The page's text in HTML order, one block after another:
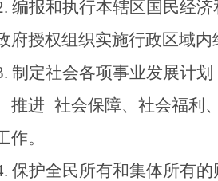
. 编报和执行本辖区国民经
府授权组织实施行政区域
. 制定社会各项事业发展计
推进 社会保障、社会福利
作。
. 保护全民所有和集体所有